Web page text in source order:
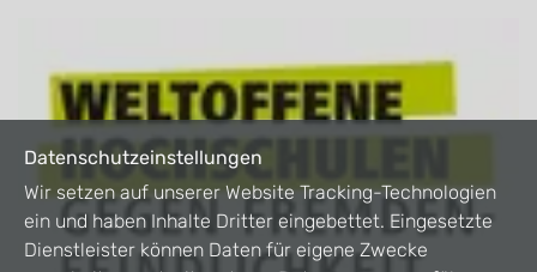
Datenschutzeinstellungen
Wir setzen auf unserer Website Tracking-Technologien
ein und haben Inhalte Dritter eingebettet. Eingesetzte
Dienstleister können Daten für eigene Zwecke